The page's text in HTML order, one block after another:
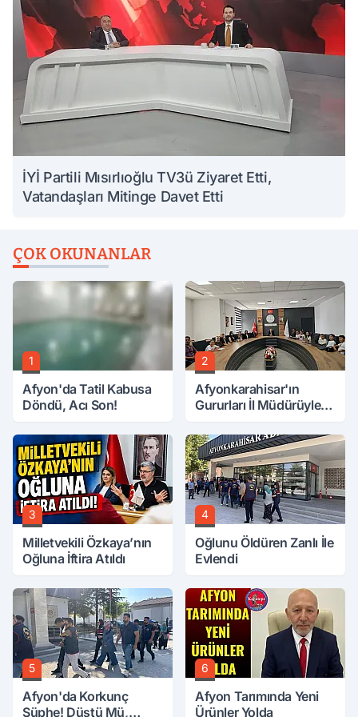
İYİ Partili Mısırlıoğlu TV3ü Ziyaret Etti,
Vatandaşları Mitinge Davet Etti
ÇOK OKUNANLAR
1
Afyon'da Tatil Kabusa
Döndü, Acı Son!
2
Afyonkarahisar'ın
Gururları İl Müdürüyle
3
Milletvekili Özkaya’nın
Oğluna İftira Atıldı
4
Oğlunu Öldüren Zanlı İle
Evlendi
5
Afyon'da Korkunç
Şüphe! Düştü Mü,
6
Afyon Tarımında Yeni
Ürünler Yolda